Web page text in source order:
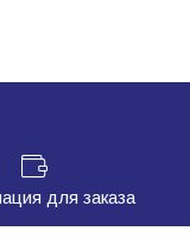
для заказа